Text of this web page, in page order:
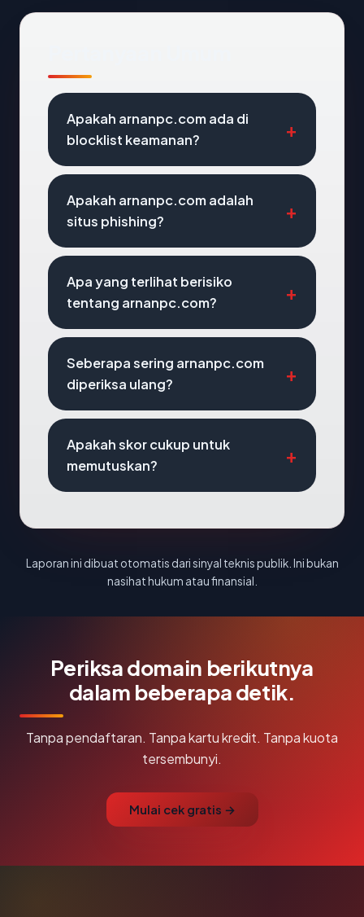
Apakah arnanpc.com ada di
blocklist keamanan?
Apakah arnanpc.com adalah
situs phishing?
Apa yang terlihat berisiko
tentang arnanpc.com?
Seberapa sering arnanpc.com
diperiksa ulang?
Apakah skor cukup untuk
memutuskan?
Laporan ini dibuat otomatis dari sinyal teknis publik. Ini bukan
nasihat hukum atau finansial.
Periksa domain berikutnya
dalam beberapa detik.
Tanpa pendaftaran. Tanpa kartu kredit. Tanpa kuota
tersembunyi.
Mulai cek gratis →